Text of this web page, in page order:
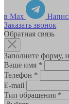
в Max
Заказать звонок
Обратная связь
Заполните форму,
Ваше имя *
Телефон *
E-mail
Тип обращения *